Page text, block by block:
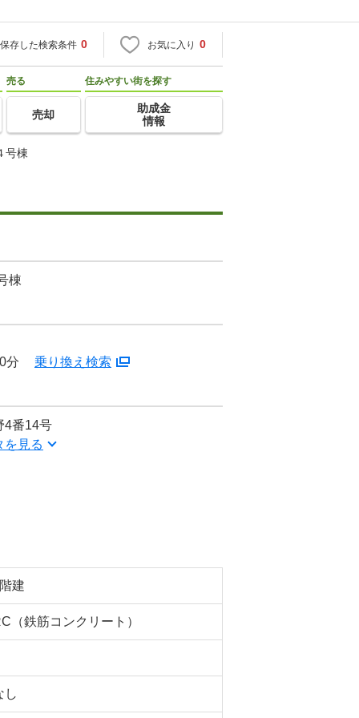
保存した検索条件 0 お気に入り 0
売る
売却
住みやすい街を探す
助成金
情報
号棟
棟
分 乗り換え検索
4番14号
を見る
建
（鉄筋コンクリート）
し